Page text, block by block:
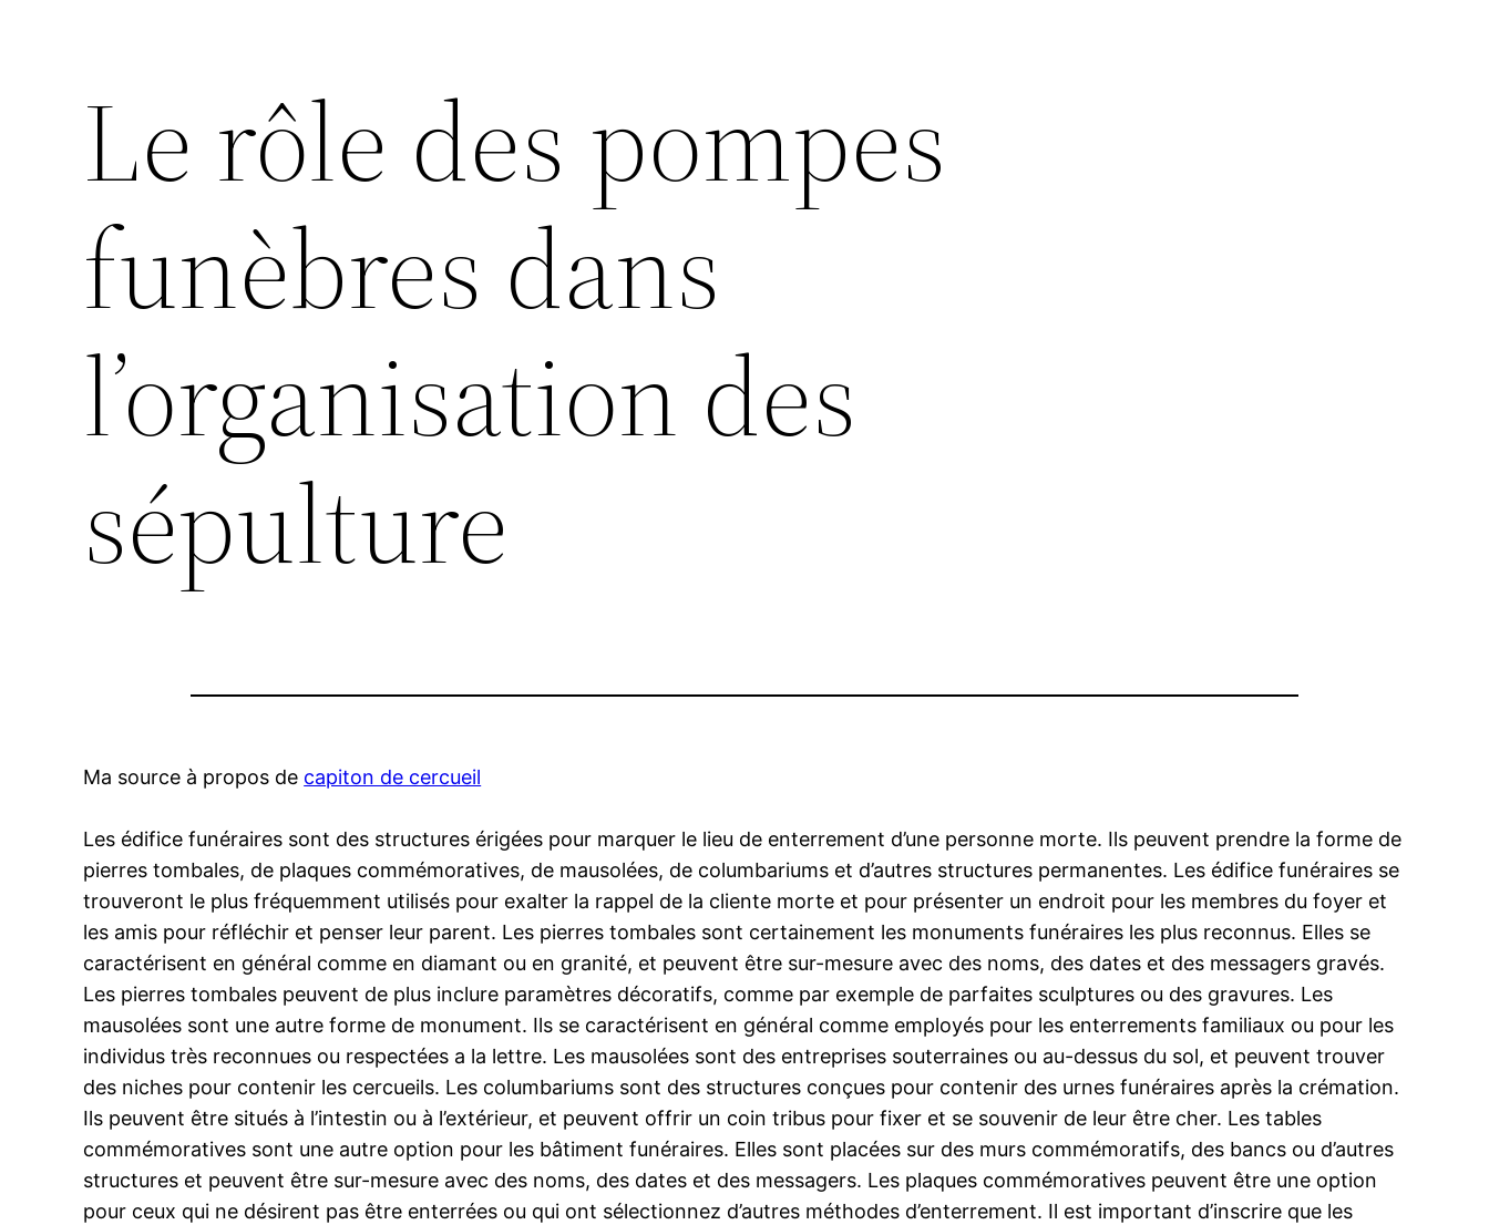
Le rôle des pompes
funèbres dans
l’organisation des
sépulture
Ma source à propos de capiton de cercueil
Les édifice funéraires sont des structures érigées pour marquer le lieu de enterrement d’une personne morte. Ils peuvent prendre la forme de
pierres tombales, de plaques commémoratives, de mausolées, de columbariums et d’autres structures permanentes. Les édifice funéraires se
trouveront le plus fréquemment utilisés pour exalter la rappel de la cliente morte et pour présenter un endroit pour les membres du foyer et
les amis pour réfléchir et penser leur parent. Les pierres tombales sont certainement les monuments funéraires les plus reconnus. Elles se
caractérisent en général comme en diamant ou en granité, et peuvent être sur-mesure avec des noms, des dates et des messagers gravés.
Les pierres tombales peuvent de plus inclure paramètres décoratifs, comme par exemple de parfaites sculptures ou des gravures. Les
mausolées sont une autre forme de monument. Ils se caractérisent en général comme employés pour les enterrements familiaux ou pour les
individus très reconnues ou respectées a la lettre. Les mausolées sont des entreprises souterraines ou au-dessus du sol, et peuvent trouver
des niches pour contenir les cercueils. Les columbariums sont des structures conçues pour contenir des urnes funéraires après la crémation.
Ils peuvent être situés à l’intestin ou à l’extérieur, et peuvent offrir un coin tribus pour fixer et se souvenir de leur être cher. Les tables
commémoratives sont une autre option pour les bâtiment funéraires. Elles sont placées sur des murs commémoratifs, des bancs ou d’autres
structures et peuvent être sur-mesure avec des noms, des dates et des messagers. Les plaques commémoratives peuvent être une option
pour ceux qui ne désirent pas être enterrées ou qui ont sélectionnez d’autres méthodes d’enterrement. Il est important d’inscrire que les